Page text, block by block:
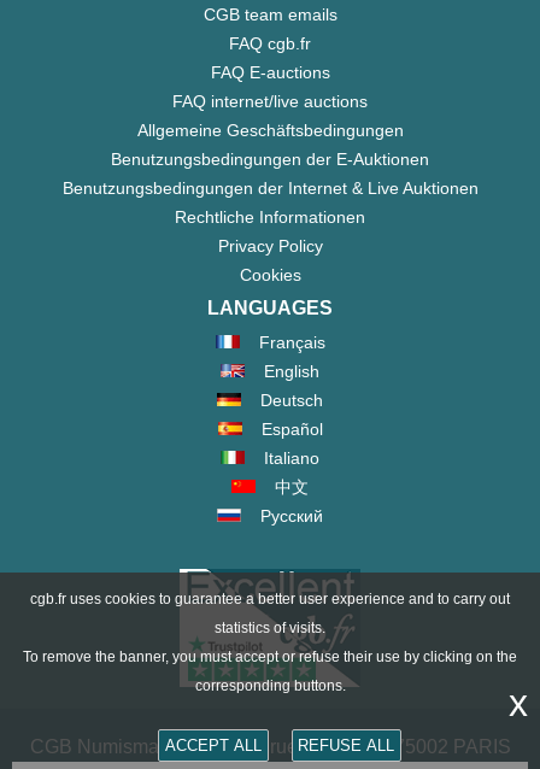
CGB team emails
FAQ cgb.fr
FAQ E-auctions
FAQ internet/live auctions
Allgemeine Geschäftsbedingungen
Benutzungsbedingungen der E-Auktionen
Benutzungsbedingungen der Internet & Live Auktionen
Rechtliche Informationen
Privacy Policy
Cookies
LANGUAGES
Français
English
Deutsch
Español
Italiano
中文
Русский
CGB Numismatik Paris - 36 rue Vivienne - 75002 PARIS
cgb.fr uses cookies to guarantee a better user experience and to carry out
statistics of visits.
To remove the banner, you must accept or refuse their use by clicking on the
corresponding buttons.
ACCEPT ALL REFUSE ALL
x